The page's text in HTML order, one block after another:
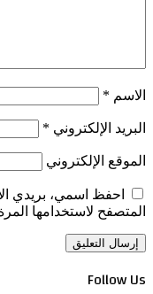
الاسم *
البريد الإلكتروني *
الموقع الإلكتروني
احفظ اسمي، بريدي
المتصفح لاستخدامها
Follow Us